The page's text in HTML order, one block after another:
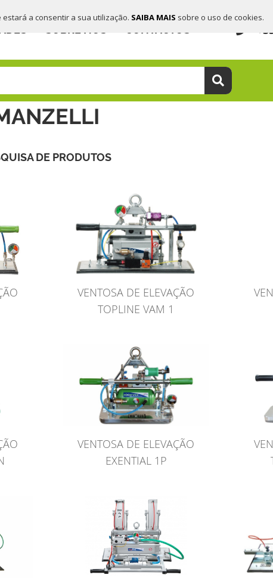
a consentir a sua utilização. SAIBA MAIS sobre o uso de cookies.
DE PRODUTOS
VENTOSA DE ELEVAÇÃO
TOPLINE VAM 1
VENTOSA DE ELEVAÇÃO
EXENTIAL 1P